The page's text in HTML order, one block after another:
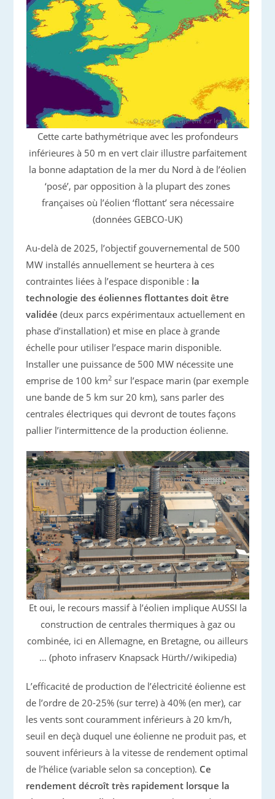
Cette carte bathymétrique avec les profondeurs
inférieures à 50 m en vert clair illustre parfaitement
la bonne adaptation de la mer du Nord à de l’éolien
‘posé’, par opposition à la plupart des zones
françaises où l’éolien ‘flottant’ sera nécessaire
(données GEBCO-UK)
Au-delà de 2025, l’objectif gouvernemental de 500
MW installés annuellement se heurtera à ces
contraintes liées à l’espace disponible : la
technologie des éoliennes flottantes doit être
validée (deux parcs expérimentaux actuellement en
phase d’installation) et mise en place à grande
échelle pour utiliser l’espace marin disponible.
Installer une puissance de 500 MW nécessite une
emprise de 100 km2 sur l’espace marin (par exemple
une bande de 5 km sur 20 km), sans parler des
centrales électriques qui devront de toutes façons
pallier l’intermittence de la production éolienne.
Et oui, le recours massif à l’éolien implique AUSSI la
construction de centrales thermiques à gaz ou
combinée, ici en Allemagne, en Bretagne, ou ailleurs
… (photo infraserv Knapsack Hürth//wikipedia)
L’efficacité de production de l’électricité éolienne est
de l’ordre de 20-25% (sur terre) à 40% (en mer), car
les vents sont couramment inférieurs à 20 km/h,
seuil en deçà duquel une éolienne ne produit pas, et
souvent inférieurs à la vitesse de rendement optimal
de l’hélice (variable selon sa conception). Ce
rendement décroît très rapidement lorsque la